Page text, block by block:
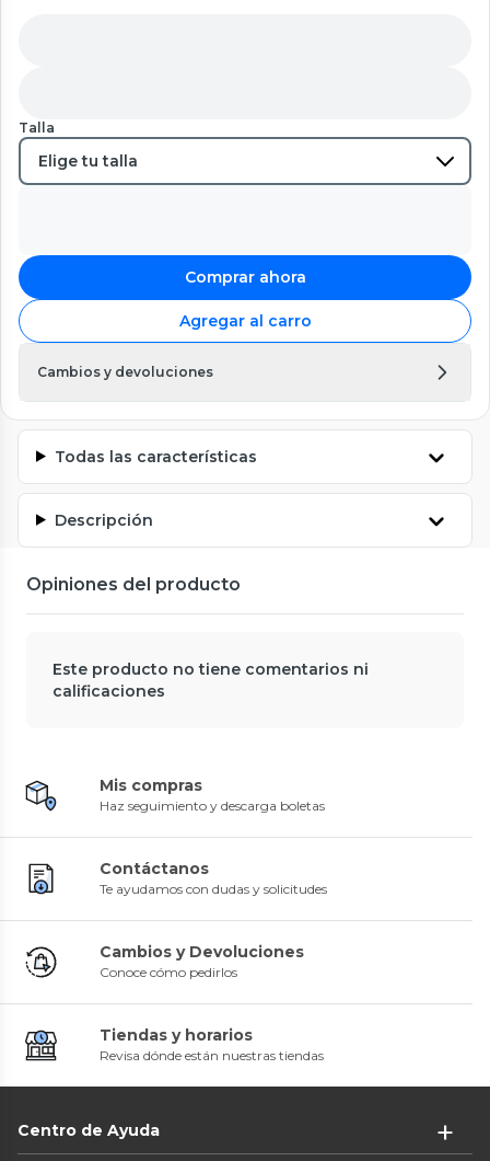
Talla
Comprar ahora
Agregar al carro
Cambios y devoluciones
Todas las características
Descripción
Opiniones del producto
Este producto no tiene comentarios ni
calificaciones
Mis compras
Haz seguimiento y descarga boletas
Contáctanos
Te ayudamos con dudas y solicitudes
Cambios y Devoluciones
Conoce cómo pedirlos
Tiendas y horarios
Revisa dónde están nuestras tiendas
Centro de Ayuda